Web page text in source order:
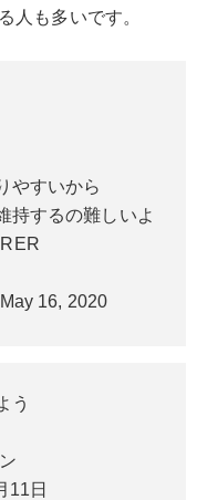
人も多いです。
やすいから
持するの難しいよ
May 16, 2020
う
11日